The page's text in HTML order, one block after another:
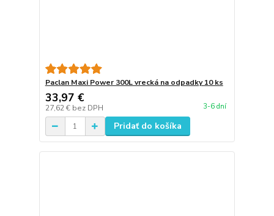
Paclan Maxi Power 300L vrecká na odpadky 10 ks
33,97 €
27,62 € bez DPH 3-6 dní
Pridať do košíka